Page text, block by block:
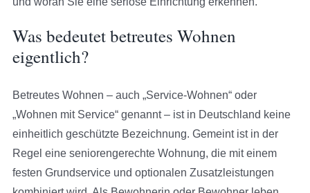
Was bedeutet betreutes Wohnen
eigentlich?
Betreutes Wohnen – auch „Service-Wohnen“ oder
„Wohnen mit Service“ genannt – ist in Deutschland keine
einheitlich geschützte Bezeichnung. Gemeint ist in der
Regel eine seniorengerechte Wohnung, die mit einem
festen Grundservice und optionalen Zusatzleistungen